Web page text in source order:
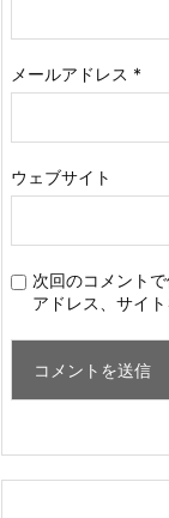
メールアドレス *
ウェブサイト
次回のコメント
アドレス、サイト